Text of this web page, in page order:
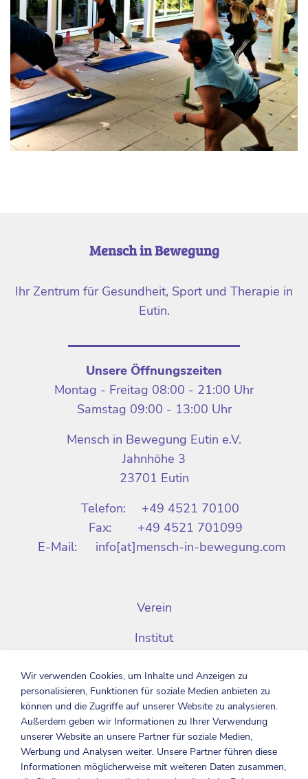
Mensch in Bewegung
Ihr Zentrum für Gesundheit, Sport und Therapie in
Eutin.
Unsere Öffnungszeiten
Montag - Freitag 08:00 - 21:00 Uhr
Samstag 09:00 - 13:00 Uhr
Mensch in Bewegung Eutin e.V.
Jahnhöhe 3
23701 Eutin
Telefon:
+49 4521 70100
Fax:
+49 4521 701099
E-Mail:
info[at]mensch-in-bewegung.com
Verein
Institut
Aktuelles
Partner
Stellenangebote
Kontakt
Wir verwenden Cookies, um Inhalte und Anzeigen zu
personalisieren, Funktionen für soziale Medien anbieten zu
können und die Zugriffe auf unserer Website zu analysieren.
Außerdem geben wir Informationen zu Ihrer Verwendung
unserer Website an unsere Partner für soziale Medien,
Werbung und Analysen weiter. Unsere Partner führen diese
Informationen möglicherweise mit weiteren Daten zusammen,